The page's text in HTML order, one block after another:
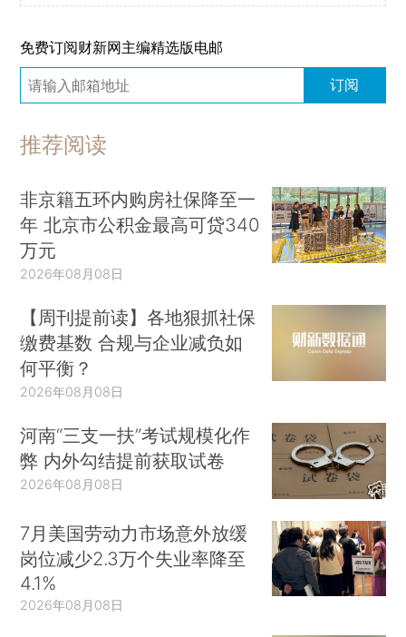
免费订阅财新网主编精选版电邮
订阅
推荐阅读
非京籍五环内购房社保降至一
年 北京市公积金最高可贷340
万元
2026年08月08日
【周刊提前读】各地狠抓社保
缴费基数 合规与企业减负如
何平衡？
2026年08月08日
河南“三支一扶”考试规模化作
弊 内外勾结提前获取试卷
2026年08月08日
7月美国劳动力市场意外放缓
岗位减少2.3万个失业率降至
4.1%
2026年08月08日